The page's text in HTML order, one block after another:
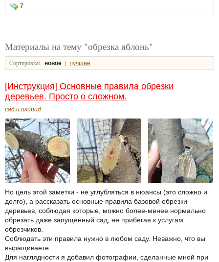
7
Материалы на тему "обрезка яблонь"
Сортировка: новое | лучшее
[Инструкция] Основные правила обрезки
деревьев. Просто о сложном.
сад и огород
Но цель этой заметки - не углубляться в нюансы (это сложно и
долго), а рассказать основные правила базовой обрезки
деревьев, соблюдая которые, можно более-менее нормально
обрезать даже запущенный сад, не прибегая к услугам
обрезчиков.
Соблюдать эти правила нужно в любом саду. Неважно, что вы
выращиваете.
Для наглядности я добавил фотографии, сделанные мной при